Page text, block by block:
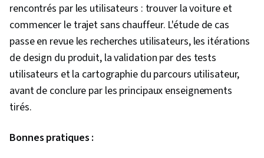
rencontrés par les utilisateurs : trouver la voiture et
commencer le trajet sans chauffeur. L'étude de cas
passe en revue les recherches utilisateurs, les itérations
de design du produit, la validation par des tests
utilisateurs et la cartographie du parcours utilisateur,
avant de conclure par les principaux enseignements
tirés.
Bonnes pratiques :